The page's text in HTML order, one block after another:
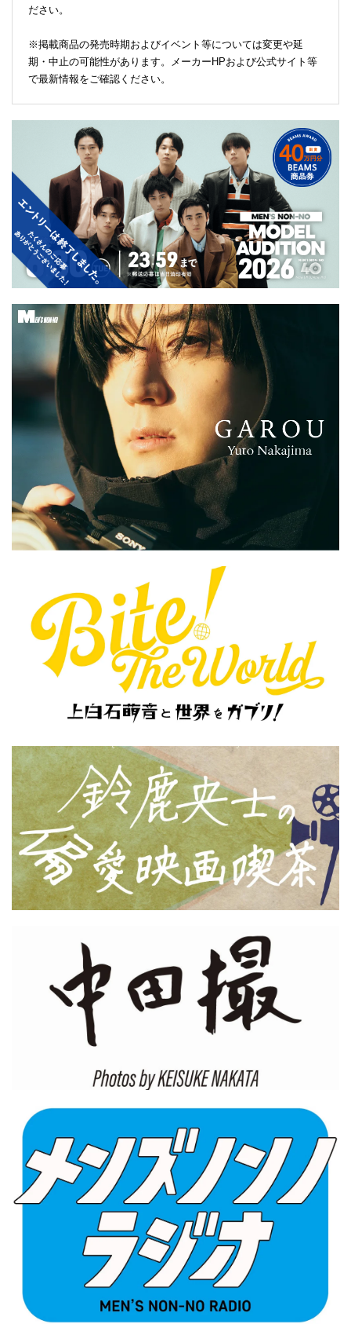
ださい。
※掲載商品の発売時期およびイベント等については変更や延
期・中止の可能性があります。メーカーHPおよび公式サイト等
で最新情報をご確認ください。